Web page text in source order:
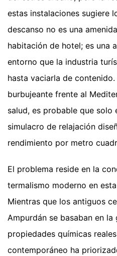
estas instalaciones sugiere
descanso no es una
habitación de hotel; es una
entorno que la industria
hasta vaciarla de
burbujeante frente al
salud, es probable que
simulacro de relajación
rendimiento por metro
El problema reside en la
termalismo moderno en
Mientras que los antiguos
Ampurdán se basaban en
propiedades químicas
contemporáneo ha